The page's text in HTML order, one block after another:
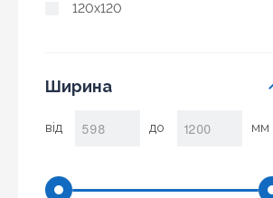
120x120
Ширина
від до мм